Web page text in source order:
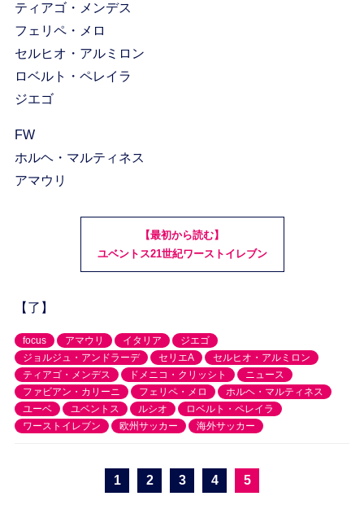
ティアゴ・メンデス
フェリペ・メロ
セルヒオ・アルミロン
ロベルト・ペレイラ
ジエゴ
FW
ホルヘ・マルティネス
アマウリ
【最初から読む】
ユベントス21世紀ワーストイレブン
【了】
focus アマウリ イタリア
ジエゴ
ジョルジュ・アンドラーデ
セリエA
セルヒオ・アルミロン
ティアゴ・メンデス
ドメニコ・クリッシト
ニュース
ファビアン・カリーニ
フェリペ・メロ
ホルヘ・マルティネス
ユーベ
ユベントス ルシオ
ロベルト・ペレイラ
ワーストイレブン
欧州サッカー 海外サッカー
1 2 3 4 5